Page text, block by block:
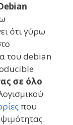
ότι γύρω
του debian
σε όλο
ού
που
.